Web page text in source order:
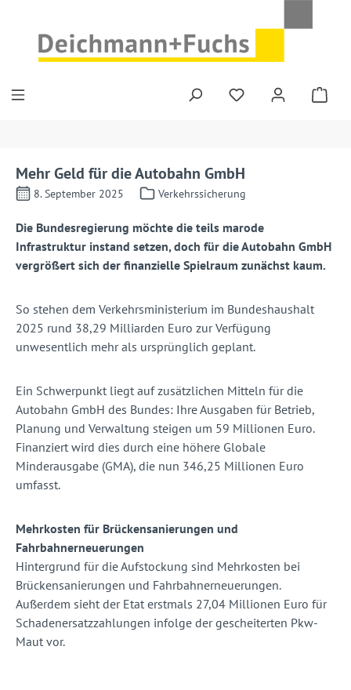
Mehr Geld für die Autobahn GmbH
8. September 2025 Verkehrssicherung
Die Bundesregierung möchte die teils marode
Infrastruktur instand setzen, doch für die Autobahn GmbH
vergrößert sich der finanzielle Spielraum zunächst kaum.
So stehen dem Verkehrsministerium im Bundeshaushalt
2025 rund 38,29 Milliarden Euro zur Verfügung
unwesentlich mehr als ursprünglich geplant.
Ein Schwerpunkt liegt auf zusätzlichen Mitteln für die
Autobahn GmbH des Bundes: Ihre Ausgaben für Betrieb,
Planung und Verwaltung steigen um 59 Millionen Euro.
Finanziert wird dies durch eine höhere Globale
Minderausgabe (GMA), die nun 346,25 Millionen Euro
umfasst.
Mehrkosten für Brückensanierungen und
Fahrbahnerneuerungen
Hintergrund für die Aufstockung sind Mehrkosten bei
Brückensanierungen und Fahrbahnerneuerungen.
Außerdem sieht der Etat erstmals 27,04 Millionen Euro für
Schadenersatzzahlungen infolge der gescheiterten Pkw-
Maut vor.